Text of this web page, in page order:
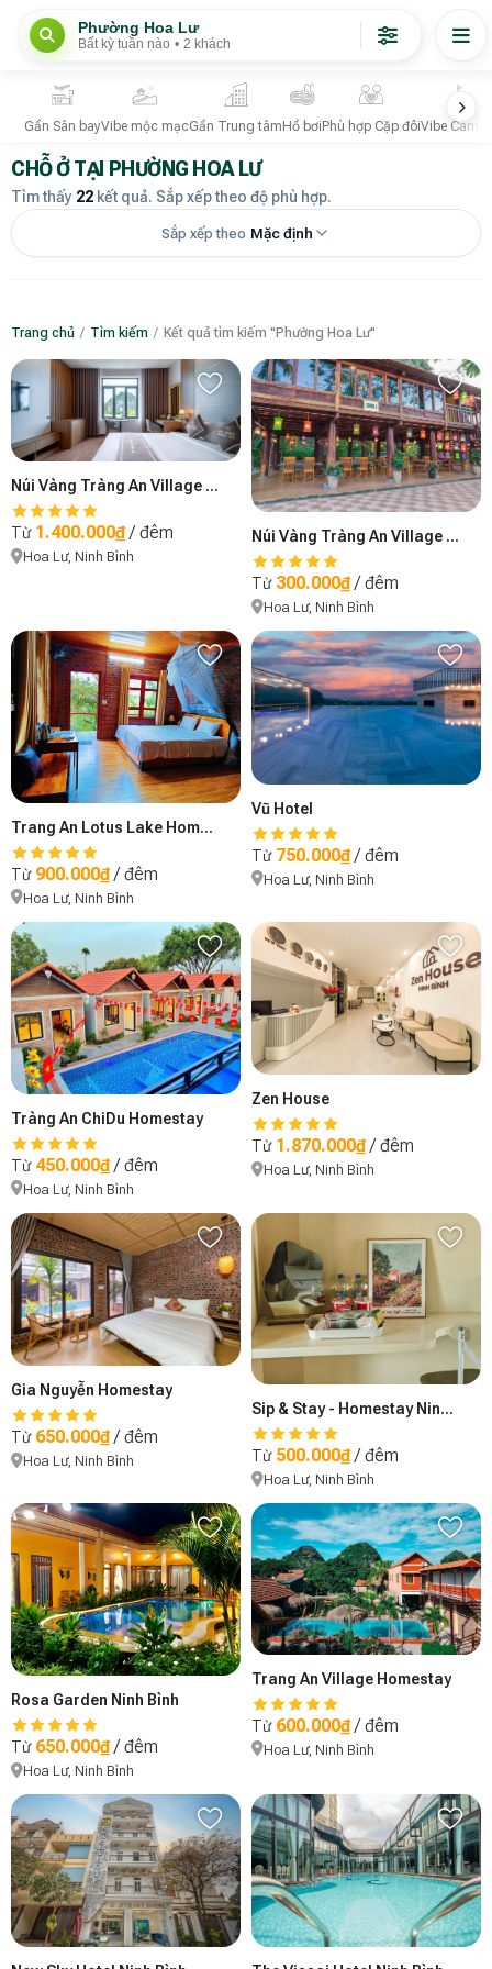
Phường Hoa Lư
Bất kỳ tuần nào • 2 khách
Gần Sân bayVibe mộc mạcGần Trung tâm Hồ bơi Phù hợp Cặp đôiVibe
CHỖ Ở TẠI PHƯỜNG HOA LƯ
Tìm thấy 22 kết quả. Sắp xếp theo độ phù hợp.
Sắp xếp theo Mặc định
Trang chủ / Tìm kiếm / Kết quả tìm kiếm "Phường Hoa Lư"
Núi Vàng Tràng An Village Rerort & Spa - Hotel Building
Từ 1.400.000₫/ đêm
Hoa Lư, Ninh Bình
Núi Vàng Tràng An Village Rerort & Spa - Community Stilt House
Từ 300.000₫/ đêm
Hoa Lư, Ninh Bình
Trang An Lotus Lake Homestay
Từ 900.000₫/ đêm
Hoa Lư, Ninh Bình
Vũ Hotel
Từ 750.000₫/ đêm
Hoa Lư, Ninh Bình
Tràng An ChiDu Homestay
Từ 450.000₫/ đêm
Hoa Lư, Ninh Bình
Zen House
Từ 1.870.000₫/ đêm
Hoa Lư, Ninh Bình
Gia Nguyễn Homestay
Từ 650.000₫/ đêm
Hoa Lư, Ninh Bình
Sip & Stay - Homestay Ninh Bình
Từ 500.000₫/ đêm
Hoa Lư, Ninh Bình
Rosa Garden Ninh Bình
Từ 650.000₫/ đêm
Hoa Lư, Ninh Bình
Trang An Village Homestay
Từ 600.000₫/ đêm
Hoa Lư, Ninh Bình